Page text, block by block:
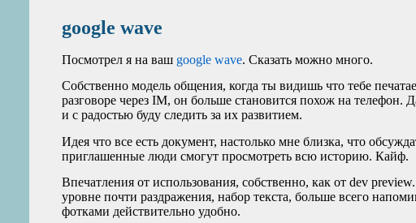
google wave
Посмотрел я на ваш google wave. Сказать можно много.
Собственно модель общения, когда ты видишь что тебе
разговоре черезIM, он больше становится похож на телефон.
и с радостью буду следить за их развитием.
Идея что все есть документ, настолько мне близка, что
приглашенные люди смогут просмотреть всю историю. Кайф.
Впечатления от использования, собственно, как от dev
уровне почти раздражения, набор текста, больше всего
фотками действительно удобно.